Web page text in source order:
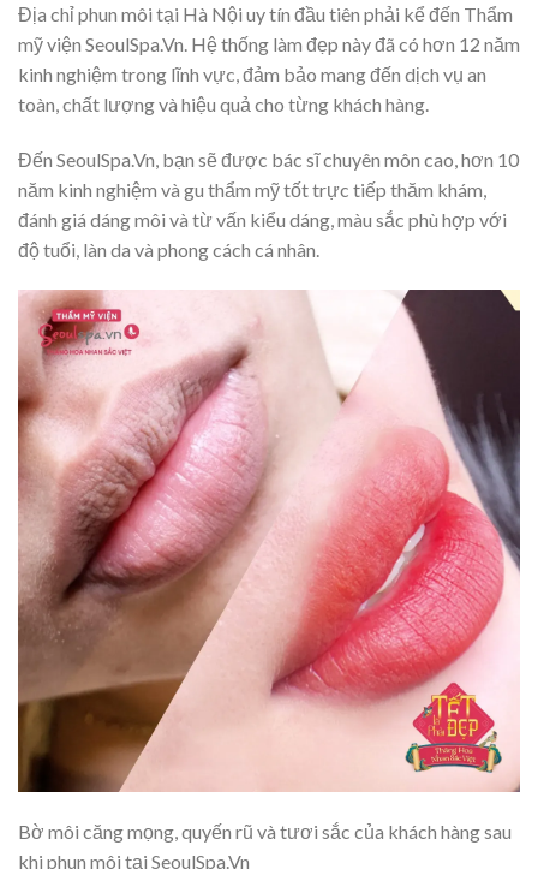
Địa chỉ phun môi tại Hà Nội uy tín đầu tiên phải kể đến Thẩm
mỹ viện SeoulSpa.Vn. Hệ thống làm đẹp này đã có hơn 12 năm
kinh nghiệm trong lĩnh vực, đảm bảo mang đến dịch vụ an
toàn, chất lượng và hiệu quả cho từng khách hàng.
Đến SeoulSpa.Vn, bạn sẽ được bác sĩ chuyên môn cao, hơn 10
năm kinh nghiệm và gu thẩm mỹ tốt trực tiếp thăm khám,
đánh giá dáng môi và từ vấn kiểu dáng, màu sắc phù hợp với
độ tuổi, làn da và phong cách cá nhân.
Bờ môi căng mọng, quyến rũ và tươi sắc của khách hàng sau
khi phun môi tại SeoulSpa.Vn